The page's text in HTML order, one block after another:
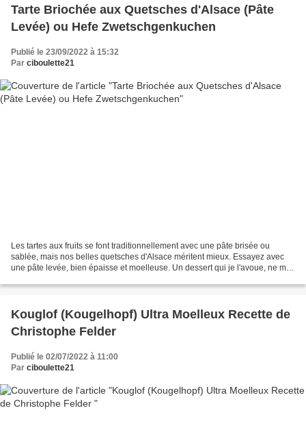
Tarte Briochée aux Quetsches d'Alsace (Pâte
Levée) ou Hefe Zwetschgenkuchen
Publié le 23/09/2022 à 15:32
Par ciboulette21
Les tartes aux fruits se font traditionnellement avec une pâte brisée ou
sablée, mais nos belles quetsches d'Alsace méritent mieux. Essayez avec
une pâte levée, bien épaisse et moelleuse. Un dessert qui je l'avoue, ne me
Kouglof (Kougelhopf) Ultra Moelleux Recette de
Christophe Felder
Publié le 02/07/2022 à 11:00
Par ciboulette21